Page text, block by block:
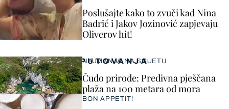
Poslušajte kako to zvuči kad Nina
Badrić i Jakov Jozinović zapjevaju
Oliverov hit!
PUTOVANJA
NAJMANJA NA SVIJETU
Čudo prirode: Predivna pješčana
plaža na 100 metara od mora
BON APPETIT!